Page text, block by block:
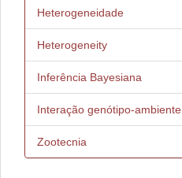
Heterogeneidade
Heterogeneity
Inferência Bayesiana
Interação genótipo-ambiente
Zootecnia